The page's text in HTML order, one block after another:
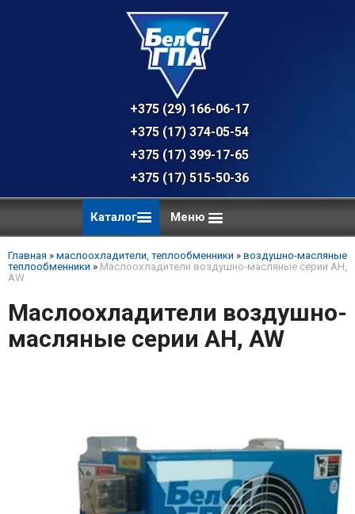
+375 (29) 166-06-17 - техническая
+375 (17) 374-05-54 - общий отдел,
+375 (17) 399-17-65
+375 (17) 515-50-36
Каталог Меню
Главная » маслоохладители, теплообменники » воздушно-масляные
теплообменники » Маслоохладители воздушно-масляные серии AH,
AW
Маслоохладители воздушно-
масляные серии AH, AW